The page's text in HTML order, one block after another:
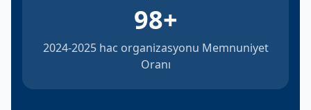
98+
2024-2025 hac organizasyonu Memnuniyet
Oranı